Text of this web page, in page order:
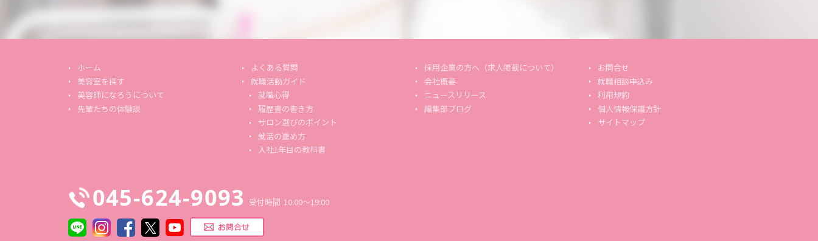
ホーム
美容室を探す
美容師になろうについて
先輩たちの体験談
よくある質問
就職活動ガイド
就職心得
履歴書の書き方
サロン選びのポイント
就活の進め方
入社1年目の教科書
採用企業の方へ（求人掲載について）
会社概要
ニュースリリース
編集部ブログ
お問合せ
就職相談申込み
利用規約
個人情報保護方針
サイトマップ
045-624-9093 受付時間 10:00～19:00